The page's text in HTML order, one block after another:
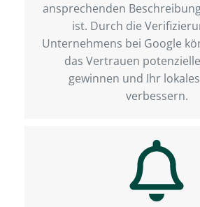
ansprechenden
ist. Durch die
Unternehmens bei Google
das Vertrauen
gewinnen und Ihr
verbessern.